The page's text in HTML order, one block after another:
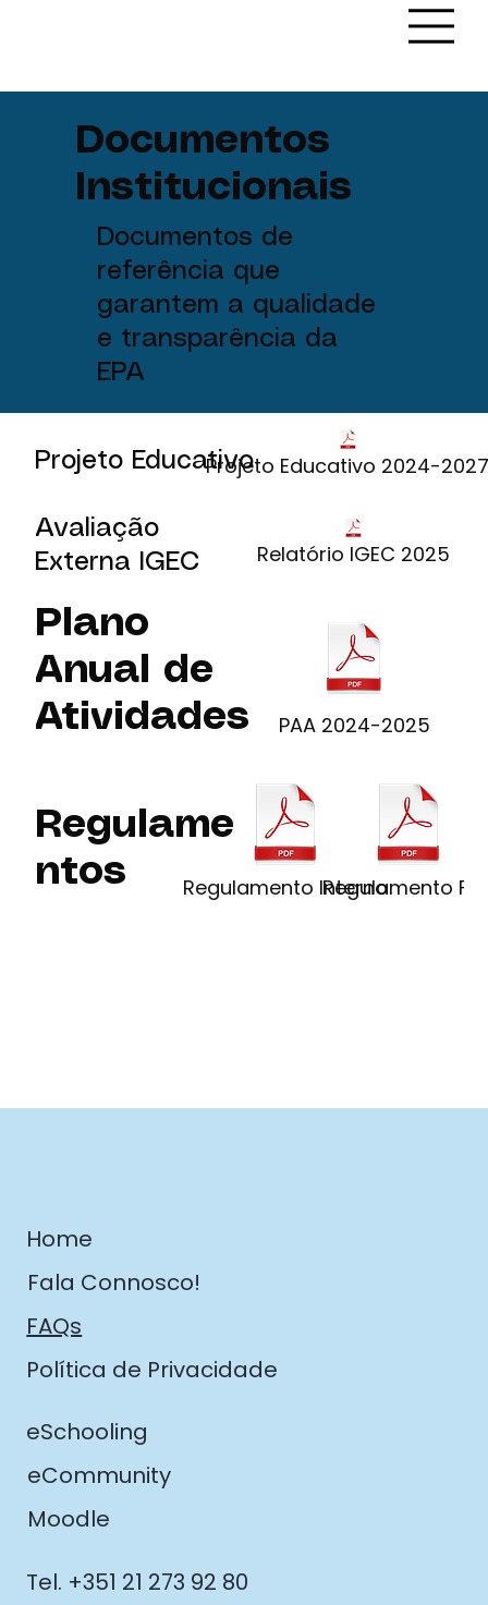
Documentos
Institucionais
Documentos de
referência que
garantem a qualidade
e transparência da
EPA
Projeto EducativoProjeto Educativo 2024-
Relatório IGEC 2025
Avaliação
Externa IGEC
PAA 2024-2025
Plano
Anual de
Atividades
Regulame
ntos
Regulamento Interno
Regulamento
Home
Fala Connosco!
FAQs
Política de Privacidade
eSchooling
eCommunity
Moodle
Tel. +351 21 273 92 80